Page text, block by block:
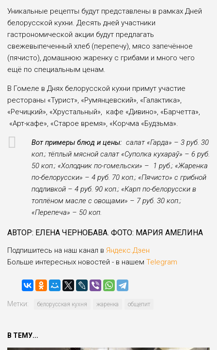
Уникальные рецепты будут представлены в рамках Дней
белорусской кухни. Десять дней участники
гастрономической акции будут предлагать
свежевыпеченный хлеб (перепечу), мясо запечённое
(пячисто), домашнюю жаренку с грибами и много чего
ещё по специальным ценам.
В Гомеле в Днях белорусской кухни примут участие
рестораны «Турист», «Румянцевский», «Галактика»,
«Речицкий», «Хрустальный», кафе «Дивино», «Барчетта»,
«Арт-кафе», «Старое время», «Корчма «Будзьма».
Вот примеры блюд и цены: салат «Гарда» – 3 руб. 30
коп.; тёплый мясной салат «Суполка кухараў» – 6 руб.
50 коп.; «Холодник по-гомельски» – 1 руб.; «Жаренка
по-белорусски» – 4 руб. 70 коп.; «Пячисто» с грибной
подливкой – 4 руб. 90 коп.; «Карп по-белорусски в
топлёном масле с овощами» – 7 руб. 30 коп.;
«Перепеча» – 50 коп.
АВТОР: ЕЛЕНА ЧЕРНОБАВА. ФОТО: МАРИЯ АМЕЛИНА
Подпишитесь на наш канал в Яндекс.Дзен
Больше интересных новостей - в нашем Telegram
Метки: белорусская кухня жаренка общепит
В ТЕМУ...